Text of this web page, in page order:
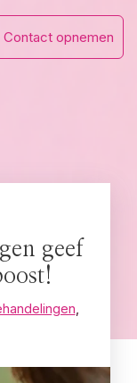
Contact opnemen
geef